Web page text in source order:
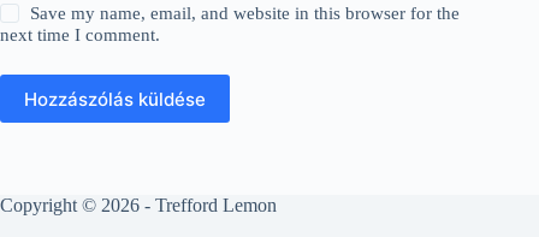
Save my name, email, and website in this browser for the
next time I comment.
Hozzászólás küldése
Copyright © 2026 - Trefford Lemon